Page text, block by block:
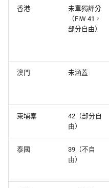
香港
未單獨評分
（FiW 41，
部分自由）
澳門 未涵蓋
柬埔寨
42（部分自
由）
泰國
39（不自
由）